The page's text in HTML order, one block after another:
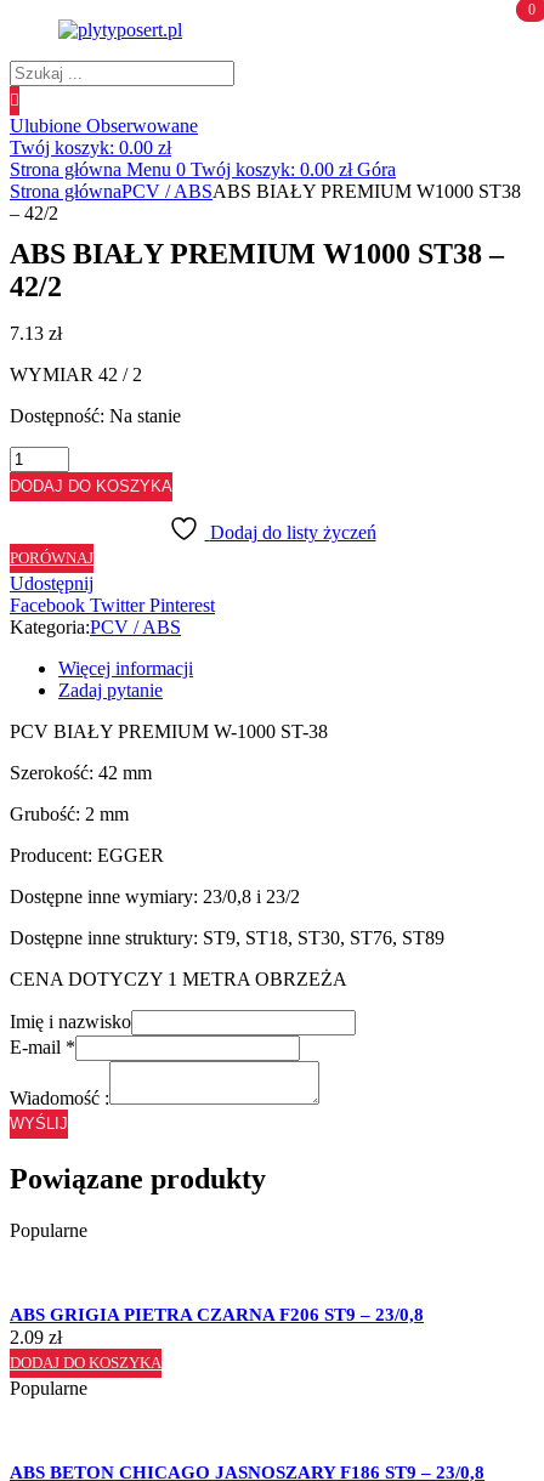
Wyszukiwanie
produktów
0
Ulubione Obserwowane
0
Twój koszyk: 0.00 zł
Strona główna Menu 0 Twój koszyk: 0.00 zł Góra
Strona głównaPCV / ABSABS BIAŁY PREMIUM W1000 ST38
– 42/2
ABS BIAŁY PREMIUM W1000 ST38 –
42/2
7.13 zł
WYMIAR 42 / 2
Dostępność: Na stanie
ilość
ABS
BIAŁY
W1000
ST38
-
42/2
DODAJ DO KOSZYKA
Dodaj do listy życzeń
PORÓWNAJ
Udostępnij
Facebook Twitter Pinterest
Kategoria:PCV / ABS
Więcej informacji
Zadaj pytanie
PCV BIAŁY PREMIUM W-1000 ST-38
Szerokość: 42 mm
Grubość: 2 mm
Producent: EGGER
Dostępne inne wymiary: 23/0,8 i 23/2
Dostępne inne struktury: ST9, ST18, ST30, ST76, ST89
CENA DOTYCZY 1 METRA OBRZEŻA
Imię i nazwisko
E-mail *
Wiadomość :
WYŚLIJ
Powiązane produkty
Popularne
ABS GRIGIA PIETRA CZARNA F206 ST9 – 23/0,8
2.09 zł
DODAJ DO KOSZYKA
Popularne
ABS BETON CHICAGO JASNOSZARY F186 ST9 – 23/0,8